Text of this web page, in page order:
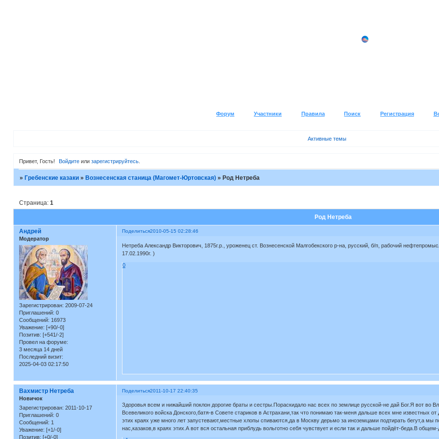
Форум Участники Правила Поиск Регистрация
Активные темы
Привет, Гость! Войдите илизарегистрируйтесь
» Гребенские казаки » Вознесенская станица (Магомет-Юртовская) » Род Нетреба
Род Нетреба
Страница: 1
Поделиться2010-05-15 02:28:46
Андрей
Модератор
Зарегистрирован: 2009-07-24
Приглашений: 0
Сообщений: 16973
Уважение: [+90/-0]
Позитив: [+541/-2]
Провел на форуме:
3 месяца 14 дней
Последний визит:
2025-04-03 02:17:50
Нетреба Александр Викторович, 1875г.р., уроженец ст. Вознесенской Малгобекского р-на, русский, б/п, рабочий
17.02.1990г. )
0
Поделиться2011-10-17 22:40:35
Вахмистр Нетреба
Новичок
Зарегистрирован: 2011-10-17
Приглашений: 0
Сообщений: 1
Уважение: [+1/-0]
Позитив: [+0/-0]
Здоровья всем и нижайший поклон дорогие браты и сестры.Пораскидало нас всех по землице русской-не дай Бог.Я вот во
Всевеликого войска Донского,батя-в Совете стариков в Астрахани,так что понимаю так-меня дальше всех мне известных
этих краях уже много лет запустевают,местные хлопы спиваются,да в Москву дерьмо за иноземцами подтирать бегут,а
нас,казаков,в краях этих.А вот вся остальная приблудь вольготно себя чувствует и если так и дальше пойдёт-беда.В